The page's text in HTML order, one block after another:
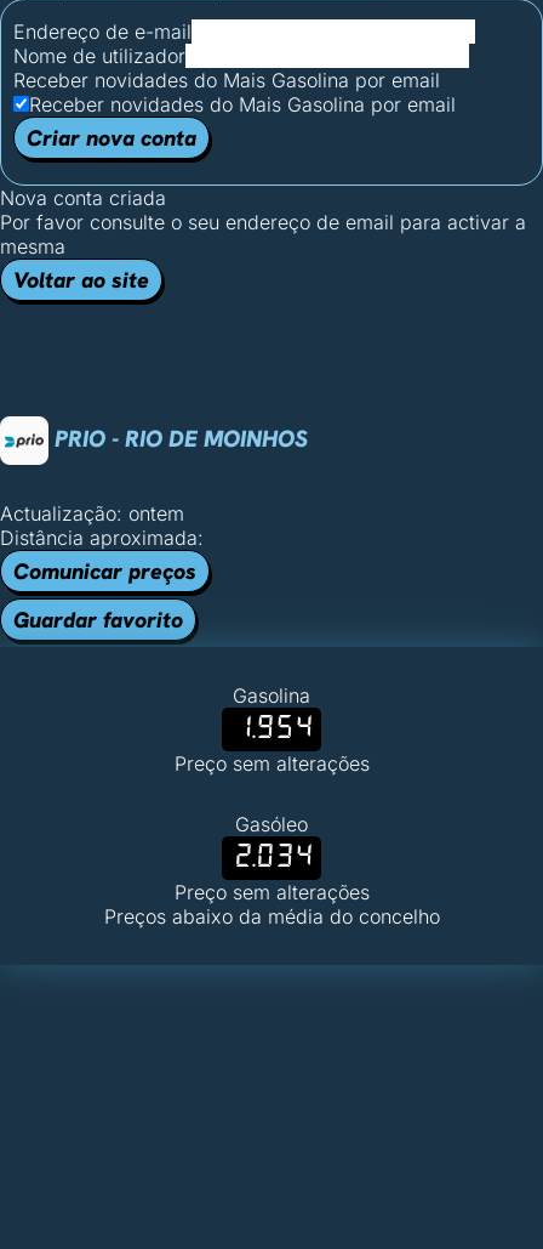
Endereço de e-mail
Nome de utilizador
Receber novidades do Mais Gasolina por email
Receber novidades do Mais Gasolina por email
Criar nova conta
Nova conta criada
Por favor consulte o seu endereço de email para activar a
mesma
Voltar ao site
PRIO - RIO DE MOINHOS
Actualização: ontem
Distância aproximada:
Comunicar preços
Guardar favorito
Gasolina
1.954
Preço sem alterações
Gasóleo
2.034
Preço sem alterações
Preços abaixo da média do concelho